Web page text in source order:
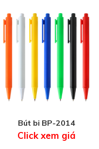
Bút bi BP-2014
Click xem giá